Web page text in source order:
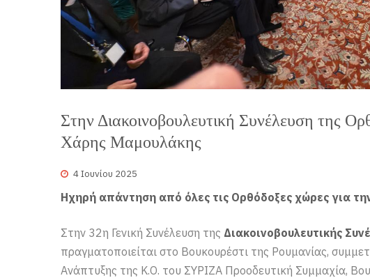
Στην Διακοινοβουλευτική Συνέλευση της
Χάρης Μαμουλάκης
4 Ιουνίου 2025
Ηχηρή απάντηση από όλες τις Ορθόδοξες χώρες για
Στην 32η Γενική Συνέλευση της Διακοινοβουλευτικής
πραγματοποιείται στο Βουκουρέστι της Ρουμανίας,
Ανάπτυξης της Κ.Ο. του ΣΥΡΙΖΑ Προοδευτική Συμμαχία,